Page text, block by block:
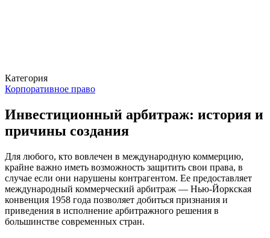
Категория
Корпоративное право
Инвестиционный арбитраж: история и
причины создания
Для любого, кто вовлечен в международную коммерцию,
крайне важно иметь возможность защитить свои права, в
случае если они нарушены контрагентом. Ее предоставляет
международный коммерческий арбитраж — Нью-Йоркская
конвенция 1958 года позволяет добиться признания и
приведения в исполнение арбитражного решения в
большинстве современных стран.